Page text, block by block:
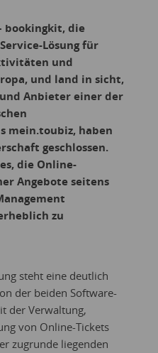
bookingkit, die
Lösung für
und
und land in sicht,
Anbieter einer der
mein.toubiz, haben
geschlossen.
die Online-
Angebote seitens
zu
steht eine deutlich
der beiden Software-
der Verwaltung,
von Online-Tickets
zugrunde liegenden